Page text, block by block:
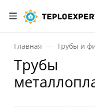
Главная Трубы и
Трубы